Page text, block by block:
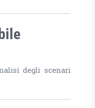
degli scenari